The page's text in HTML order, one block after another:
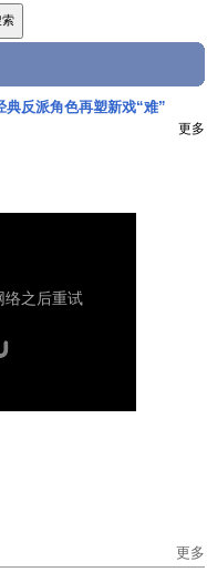
典反派角色再塑新戏“难”
更多
更多